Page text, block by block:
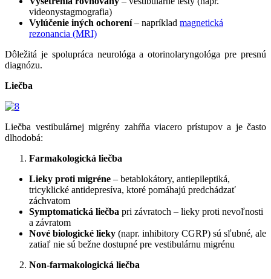
videonystagmografia)
Vylúčenie iných ochorení– napríklad magnetická
rezonancia (MRI)
Dôležitá je spolupráca neurológa a otorinolaryngológa pre presnú
diagnózu.
Liečba
Liečba vestibulárnej migrény zahŕňa viacero prístupov a je často
dlhodobá:
Farmakologická liečba
Lieky proti migréne – betablokátory, antiepileptiká,
tricyklické antidepresíva, ktoré pomáhajú predchádzať
záchvatom
Symptomatická liečba pri závratoch – lieky proti nevoľnosti
a závratom
Nové biologické lieky (napr. inhibitory CGRP) sú sľubné, ale
zatiaľ nie sú bežne dostupné pre vestibulárnu migrénu
Non-farmakologická liečba